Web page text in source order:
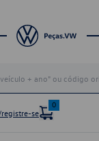
se
0